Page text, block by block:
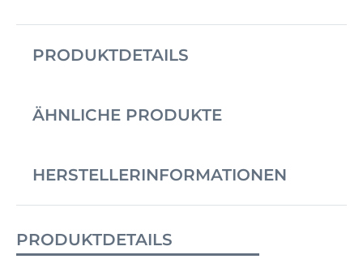
PRODUKTDETAILS
ÄHNLICHE PRODUKTE
HERSTELLERINFORMATIONEN
PRODUKTDETAILS